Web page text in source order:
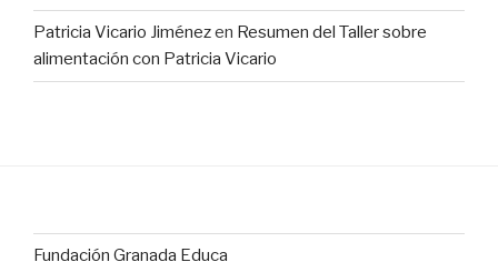
Patricia Vicario Jiménezen Resumen del Taller sobre
alimentación con Patricia Vicario
Fundación Granada Educa